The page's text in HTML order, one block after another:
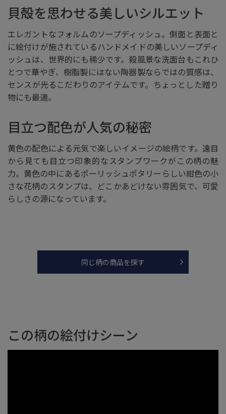
貝殻を思わせる美しいシルエット
エレガントなフォルムのソープディッシュ。側面と表面と
に絵付けが施されているハンドメイドの美しいソープディ
ッシュは、世界的にも稀少です。殺風景な洗面台もこれひ
とつで華やぎ、樹脂製にはない陶器製ならではの質感は、
センスが光るこだわりのアイテムです。ちょっとした贈り
物にも最適。
目立つ配色が人気の秘密
黄色の配色による元気で楽しいイメージの絵柄です。遠目
から見ても目立つ印象的なスタンプワークがこの柄の魅
力。黄色の中にあるポーリッシュポタリーらしい紺色の小
さな花柄のスタンプは、どこかあどけない雰囲気で、可愛
らしさの源になっています。
同じ柄の商品を探す
この柄の絵付けシーン